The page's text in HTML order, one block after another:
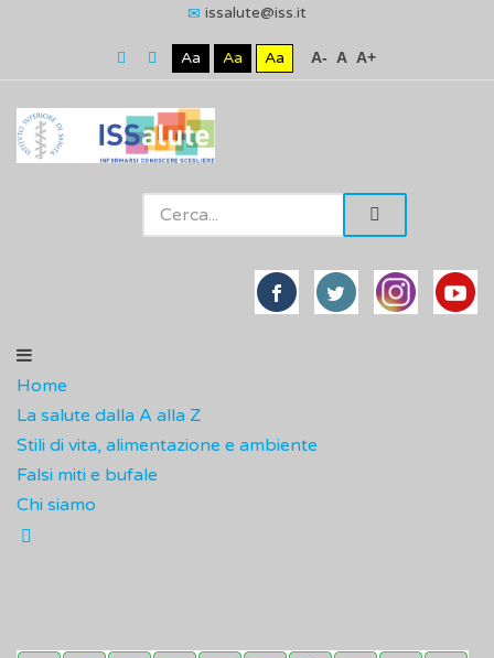
issalute@iss.it
Aa Aa Aa A- A A+
Home
La salute dalla A alla Z
Stili di vita, alimentazione e ambiente
Falsi miti e bufale
Chi siamo